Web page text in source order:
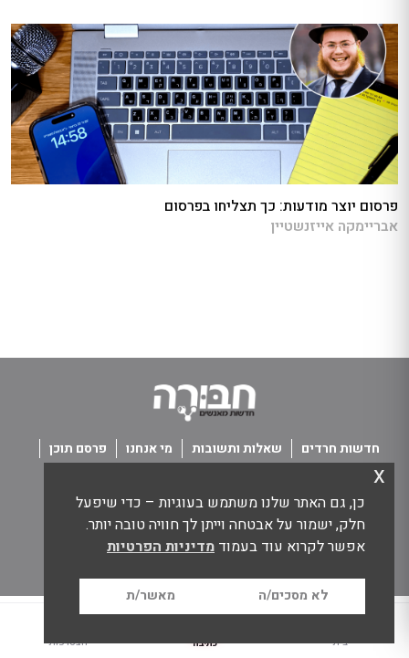
כן, גם האתר שלנו משתמש בעוגיות – כדי שיפעל
חלק, ישמור על אבטחה וייתן לך חוויה טובה יותר.
אפשר לקרוא עוד בעמוד מדיניות הפרטיות
לא מסכים/ה מאשר/ת
x
פרסום יוצר מודעות: כך תצליחו בפרסום
אבריימקה אייזנשטיין
בית כתיבה הצטרפות
חדשות חרדים שאלות ותשובות מי אנחנו
פרסם תוכן
כל הזכויות שמורות חבורה - חדשות מאנשים